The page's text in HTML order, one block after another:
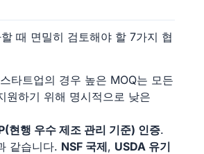
때 면밀히 검토해야 할 7가지 협
타트업의 경우 높은 MOQ는 모든
원하기 위해 명시적으로 낮은
현행 우수 제조 관리 기준) 인증.
같습니다. NSF 국제, USDA 유기